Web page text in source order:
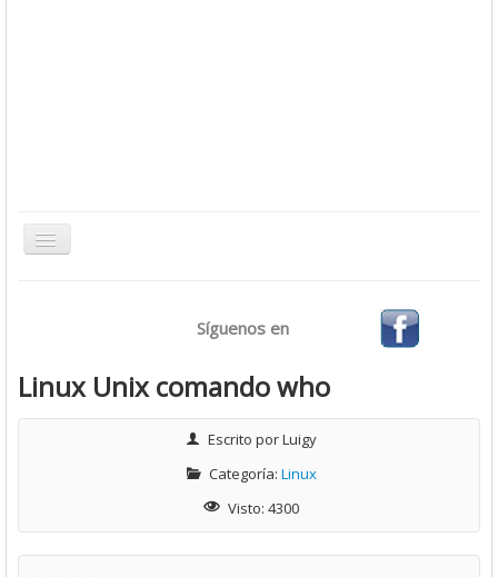
Toggle
Sistemas Operativos
Virtualización
Síguenos en
Linux Unix comando who
Escrito porLuigy
Categoría: Linux
Visto: 4300